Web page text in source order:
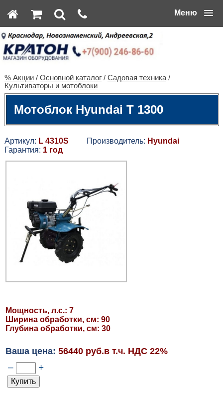
Меню
% Акции/ Основной каталог/ Садовая техника/
Культиваторы и мотоблоки
Мотоблок Hyundai T 1300
Артикул: L 4310S Производитель: Hyundai
Гарантия: 1 год
Мощность, л.с.: 7
Ширина обработки, см: 90
Глубина обработки, см: 30
Ваша цена: 56440 руб.в т.ч. НДС 22%
– +